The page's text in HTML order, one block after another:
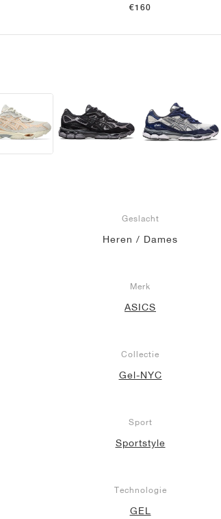
€160
Geslacht
Heren / Dames
Merk
ASICS
Collectie
Gel-NYC
Sport
Sportstyle
Technologie
GEL